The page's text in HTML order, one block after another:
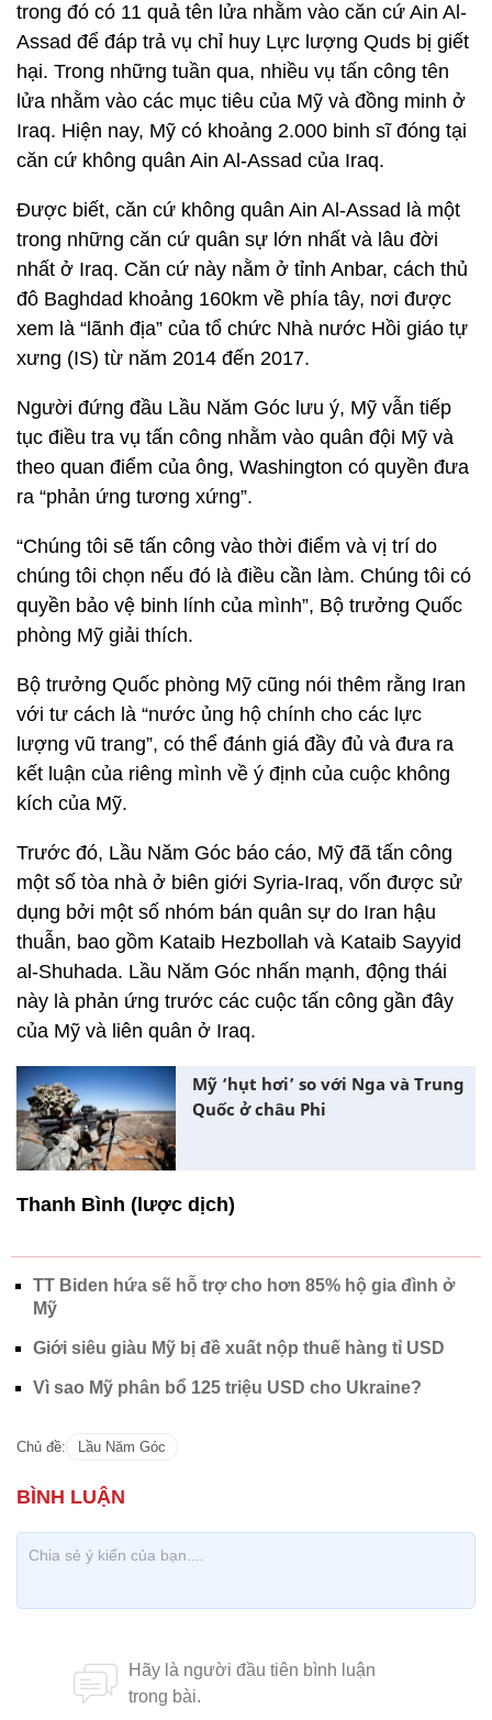
trong đó có 11 quả tên lửa nhằm vào căn cứ Ain Al-
Assad để đáp trả vụ chỉ huy Lực lượng Quds bị giết
hại. Trong những tuần qua, nhiều vụ tấn công tên
lửa nhằm vào các mục tiêu của Mỹ và đồng minh ở
Iraq. Hiện nay, Mỹ có khoảng 2.000 binh sĩ đóng tại
căn cứ không quân Ain Al-Assad của Iraq.
Được biết, căn cứ không quân Ain Al-Assad là một
trong những căn cứ quân sự lớn nhất và lâu đời
nhất ở Iraq. Căn cứ này nằm ở tỉnh Anbar, cách thủ
đô Baghdad khoảng 160km về phía tây, nơi được
xem là “lãnh địa” của tổ chức Nhà nước Hồi giáo tự
xưng (IS) từ năm 2014 đến 2017.
Người đứng đầu Lầu Năm Góc lưu ý, Mỹ vẫn tiếp
tục điều tra vụ tấn công nhằm vào quân đội Mỹ và
theo quan điểm của ông, Washington có quyền đưa
ra “phản ứng tương xứng”.
“Chúng tôi sẽ tấn công vào thời điểm và vị trí do
chúng tôi chọn nếu đó là điều cần làm. Chúng tôi có
quyền bảo vệ binh lính của mình”, Bộ trưởng Quốc
phòng Mỹ giải thích.
Bộ trưởng Quốc phòng Mỹ cũng nói thêm rằng Iran
với tư cách là “nước ủng hộ chính cho các lực
lượng vũ trang”, có thể đánh giá đầy đủ và đưa ra
kết luận của riêng mình về ý định của cuộc không
kích của Mỹ.
Trước đó, Lầu Năm Góc báo cáo, Mỹ đã tấn công
một số tòa nhà ở biên giới Syria-Iraq, vốn được sử
dụng bởi một số nhóm bán quân sự do Iran hậu
thuẫn, bao gồm Kataib Hezbollah và Kataib Sayyid
al-Shuhada. Lầu Năm Góc nhấn mạnh, động thái
này là phản ứng trước các cuộc tấn công gần đây
của Mỹ và liên quân ở Iraq.
Mỹ ‘hụt hơi’ so với Nga và Trung
Quốc ở châu Phi
Thanh Bình (lược dịch)
TT Biden hứa sẽ hỗ trợ cho hơn 85% hộ gia đình ở
Mỹ
Giới siêu giàu Mỹ bị đề xuất nộp thuế hàng tỉ USD
Vì sao Mỹ phân bổ 125 triệu USD cho Ukraine?
Chủ đề: Lầu Năm Góc